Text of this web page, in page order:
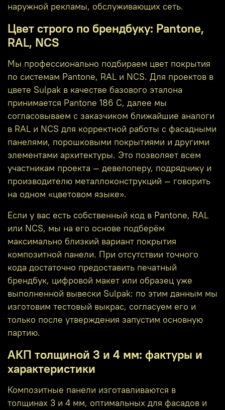
наружной рекламы, обслуживающих сеть.
Цвет строго по брендбуку: Pantone,
RAL, NCS
Мы профессионально подбираем цвет покрытия
по системам Pantone, RAL и NCS. Для проектов в
цвете Sulpak в качестве базового эталона
принимается Pantone 186 C, далее мы
согласовываем с заказчиком ближайшие аналоги
в RAL и NCS для корректной работы с фасадными
панелями, порошковыми покрытиями и другими
элементами архитектуры. Это позволяет всем
участникам проекта — девелоперу, подрядчику и
производителю металлоконструкций — говорить
на одном «цветовом языке».
Если у вас есть собственный код в Pantone, RAL
или NCS, мы на его основе подберём
максимально близкий вариант покрытия
композитной панели. При отсутствии точного
кода достаточно предоставить печатный
брендбук, цифровой макет или образец уже
выполненной вывески Sulpak: по этим данным мы
изготовим тестовый выкрас, согласуем его и
только после утверждения запустим основную
партию.
АКП толщиной 3 и 4 мм: фактуры и
характеристики
Композитные панели изготавливаются в
толщинах 3 и 4 мм, оптимальных для фасадов и